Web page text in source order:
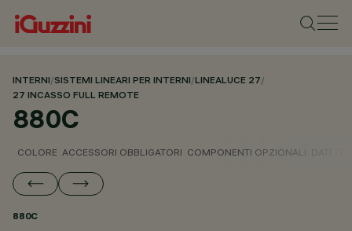
INTERNI/SISTEMI LINEARI PER INTERNI/LINEALUCE 27/
27 INCASSO FULL REMOTE
880C
COLORE ACCESSORI OBBLIGATORI COMPONENTI OPZIONALI
880C